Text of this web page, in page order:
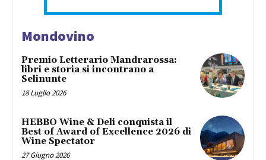
Mondovino
Premio Letterario Mandrarossa:
libri e storia si incontrano a
Selinunte
18 Luglio 2026
HEBBO Wine & Deli conquista il
Best of Award of Excellence 2026 di
Wine Spectator
27 Giugno 2026